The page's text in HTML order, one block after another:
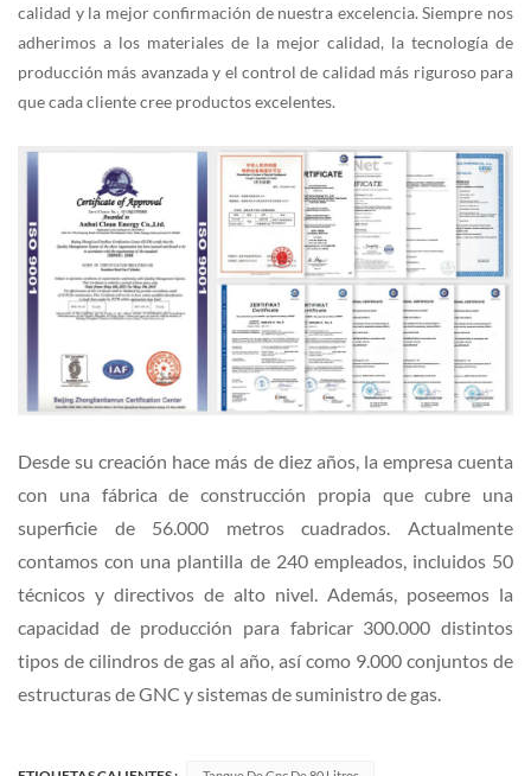
calidad y la mejor confirmación de nuestra excelencia. Siempre nos
adherimos a los materiales de la mejor calidad, la tecnología de
producción más avanzada y el control de calidad más riguroso para
que cada cliente cree productos excelentes.
Desde su creación hace más de diez años, la empresa cuenta
con una fábrica de construcción propia que cubre una
superficie de 56.000 metros cuadrados. Actualmente
contamos con una plantilla de 240 empleados, incluidos 50
técnicos y directivos de alto nivel. Además, poseemos la
capacidad de producción para fabricar 300.000 distintos
tipos de cilindros de gas al año, así como 9.000 conjuntos de
estructuras de GNC y sistemas de suministro de gas.